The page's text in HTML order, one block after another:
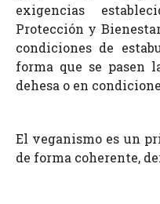
exigencias
Protección y
condiciones de
forma que se pasen
dehesa o en
El veganismo es un
de forma coherente,